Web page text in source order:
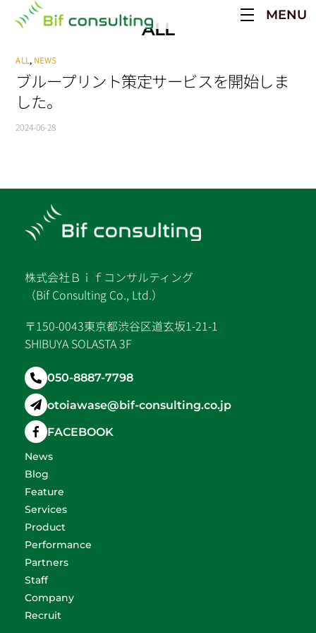
MENU
ALL
ALL, NEWS
ブループリント策定サービスを開始しま
した。
2024-06-28
株式会社Ｂｉｆコンサルティング
（Bif Consulting Co., Ltd.）
〒150-0043東京都渋谷区道玄坂1-21-1
SHIBUYA SOLASTA 3F
050-8887-7798
otoiawase@bif-consulting.co.jp
FACEBOOK
News
Blog
Feature
Services
Product
Performance
Partners
Staff
Company
Recruit